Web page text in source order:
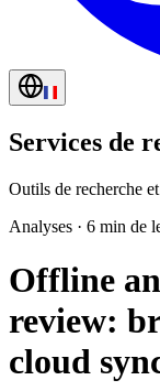
Services de
Outils de recherche
Analyses · 6 min de
Offline
review:
cloud